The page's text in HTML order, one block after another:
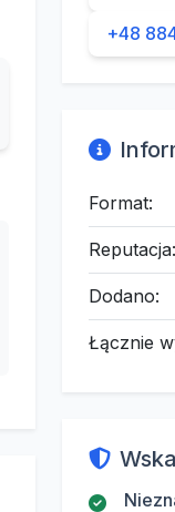
+48
Format:
Reputacja:
Dodano:
Łącznie